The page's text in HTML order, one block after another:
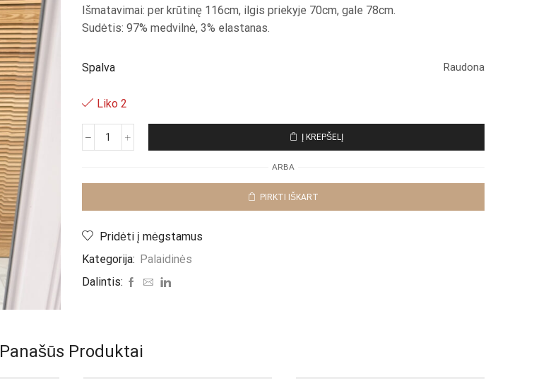
Išmatavimai: per krūtinę 116cm, ilgis priekyje 70cm, gale 78cm.
Sudėtis: 97% medvilnė, 3% elastanas.
Spalva Raudona
Liko 2
produkto
,,Bordo
Į KREPŠELĮ
ARBA
PIRKTI IŠKART
Pridėti į mėgstamus
Kategorija: Palaidinės
Dalintis:
Panašūs Produktai